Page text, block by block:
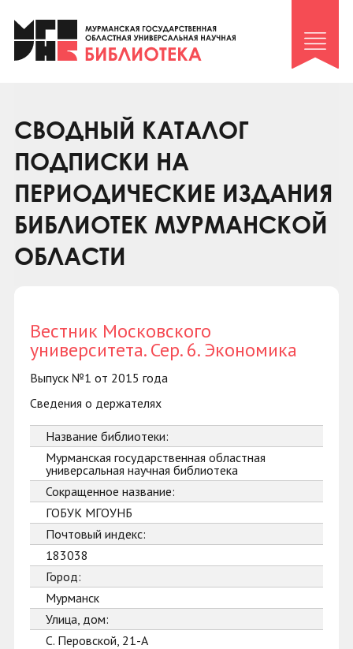
Клуб «Гиря и сельдерей»
Клуб «Семейный архив»
Коллегам
Контакты
СВОДНЫЙ КАТАЛОГ
ПОДПИСКИ НА
ПЕРИОДИЧЕСКИЕ ИЗДАНИЯ
БИБЛИОТЕК МУРМАНСКОЙ
ОБЛАСТИ
Вестник Московского
университета. Сер. 6. Экономика
Выпуск №1 от 2015 года
Сведения о держателях
Название библиотеки:
Мурманская государственная областная
универсальная научная библиотека
Сокращенное название:
ГОБУК МГОУНБ
Почтовый индекс:
183038
Город:
Мурманск
Улица, дом:
С. Перовской, 21-А